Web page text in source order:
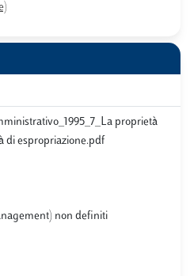
proprietà
di espropriazione.pdf
non definiti